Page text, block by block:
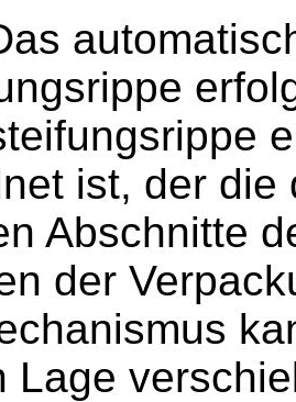
ist, der die
Abschnitte
der
Lage